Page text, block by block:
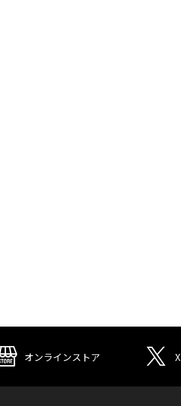
オンラインストア X